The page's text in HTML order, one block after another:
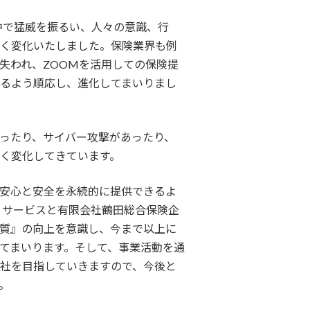
猛威を振るい、人々の意識、行
変化いたしました。保険業界も例
われ、ZOOMを活用しての保険提
よう順応し、進化してまいりまし
り、サイバー攻撃があったり、
変化してきています。
心と安全を永続的に提供できるよ
ービスと有限会社鶴田総合保険企
』の向上を意識し、今まで以上に
まいります。そして、事業活動を通
を目指していきますので、今後と